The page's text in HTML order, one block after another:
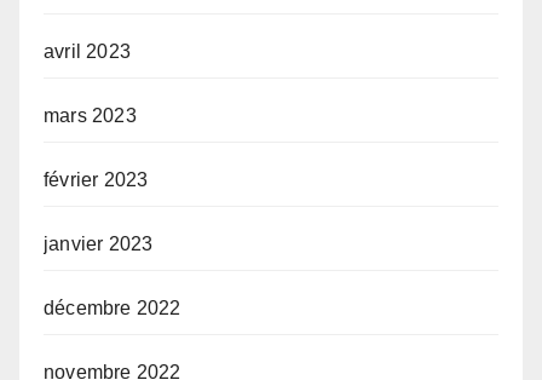
avril 2023
mars 2023
février 2023
janvier 2023
décembre 2022
novembre 2022